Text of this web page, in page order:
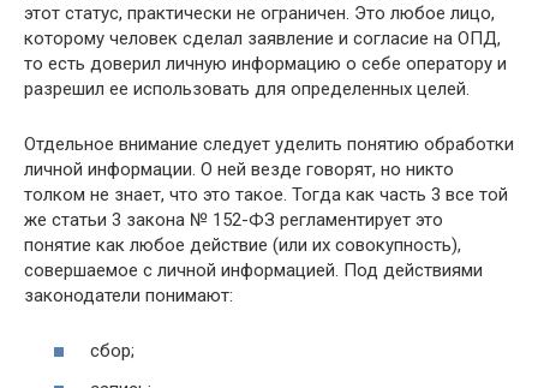
этот статус, практически не ограничен. Это любое лицо,
которому человек сделал заявление и согласие на ОПД,
то есть доверил личную информацию о себе оператору и
разрешил ее использовать для определенных целей.
Отдельное внимание следует уделить понятию обработки
личной информации. О ней везде говорят, но никто
толком не знает, что это такое. Тогда как часть 3 все той
же статьи 3 закона № 152-ФЗ регламентирует это
понятие как любое действие (или их совокупность),
совершаемое с личной информацией. Под действиями
законодатели понимают:
сбор;